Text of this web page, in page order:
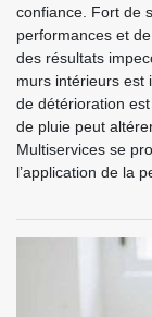
confiance. Fort de
performances et
des résultats
murs intérieurs est
de détérioration est
de pluie peut
Multiservices se
l’application de la